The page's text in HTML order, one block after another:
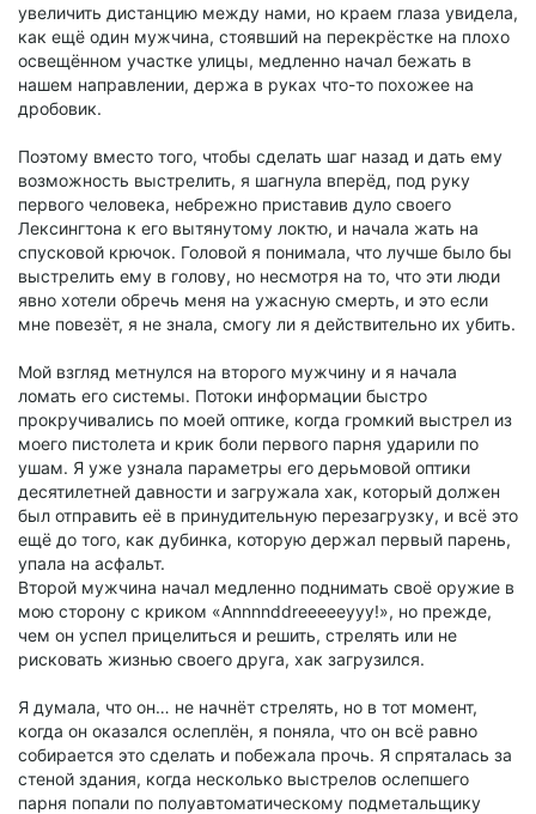
увеличить дистанцию между нами, но краем глаза увидела,
как ещё один мужчина, стоявший на перекрёстке на плохо
освещённом участке улицы, медленно начал бежать в
нашем направлении, держа в руках что-то похожее на
дробовик.
Поэтому вместо того, чтобы сделать шаг назад и дать ему
возможность выстрелить, я шагнула вперёд, под руку
первого человека, небрежно приставив дуло своего
Лексингтона к его вытянутому локтю, и начала жать на
спусковой крючок. Головой я понимала, что лучше было бы
выстрелить ему в голову, но несмотря на то, что эти люди
явно хотели обречь меня на ужасную смерть, и это если
мне повезёт, я не знала, смогу ли я действительно их убить.
Мой взгляд метнулся на второго мужчину и я начала
ломать его системы. Потоки информации быстро
прокручивались по моей оптике, когда громкий выстрел из
моего пистолета и крик боли первого парня ударили по
ушам. Я уже узнала параметры его дерьмовой оптики
десятилетней давности и загружала хак, который должен
был отправить её в принудительную перезагрузку, и всё это
ещё до того, как дубинка, которую держал первый парень,
упала на асфальт.
Второй мужчина начал медленно поднимать своё оружие в
мою сторону с криком «Annnnddreeeeeyyy!», но прежде,
чем он успел прицелиться и решить, стрелять или не
рисковать жизнью своего друга, хак загрузился.
Я думала, что он… не начнёт стрелять, но в тот момент,
когда он оказался ослеплён, я поняла, что он всё равно
собирается это сделать и побежала прочь. Я спряталась за
стеной здания, когда несколько выстрелов ослепшего
парня попали по полуавтоматическому подметальщику